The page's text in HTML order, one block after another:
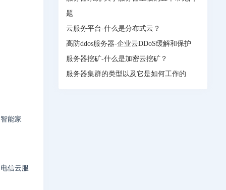
能家
信云服
题
云服务平台-什么是分布式云？
高防ddos服务器-企业云DDoS缓解和保护
服务器挖矿-什么是加密云挖矿？
服务器集群的类型以及它是如何工作的